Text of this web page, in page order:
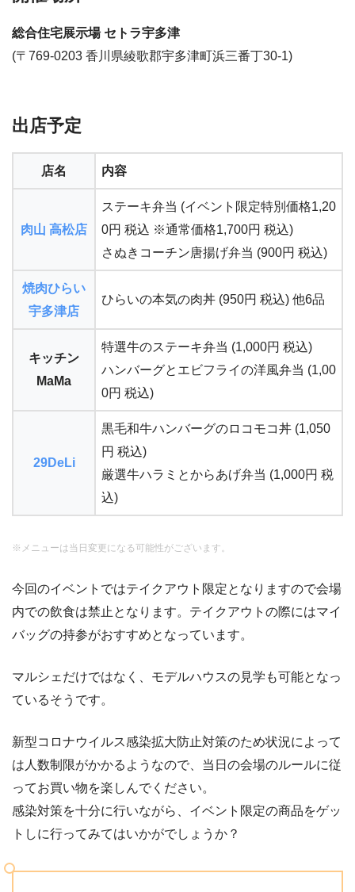
総合住宅展示場 セトラ宇多津
(〒769-0203 香川県綾歌郡宇多津町浜三番丁30-1)
出店予定
店名 内容
肉山 高松店
ステーキ弁当 (イベント限定特別価格1,20
0円 税込 ※通常価格1,700円 税込)
さぬきコーチン唐揚げ弁当 (900円 税込)
焼肉ひらい
宇多津店
ひらいの本気の肉丼 (950円 税込) 他6品
キッチン
MaMa
特選牛のステーキ弁当 (1,000円 税込)
ハンバーグとエビフライの洋風弁当 (1,00
0円 税込)
29DeLi
黒毛和牛ハンバーグのロコモコ丼 (1,050
円 税込)
厳選牛ハラミとからあげ弁当 (1,000円 税
込)
※メニューは当日変更になる可能性がございます。
今回のイベントではテイクアウト限定となりますので会場
内での飲食は禁止となります。テイクアウトの際にはマイ
バッグの持参がおすすめとなっています。
マルシェだけではなく、モデルハウスの見学も可能となっ
ているそうです。
新型コロナウイルス感染拡大防止対策のため状況によって
は人数制限がかかるようなので、当日の会場のルールに従
ってお買い物を楽しんでください。
感染対策を十分に行いながら、イベント限定の商品をゲッ
トしに行ってみてはいかがでしょうか？